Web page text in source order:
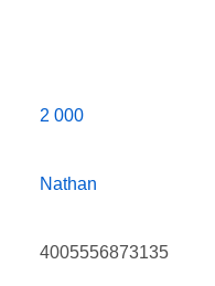
2 000
Nathan
4005556873135